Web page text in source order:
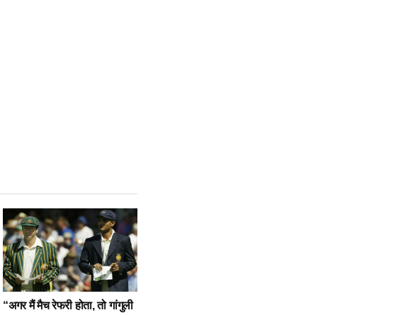
“अगर मैं मैच रेफरी होता, तो गांगुली